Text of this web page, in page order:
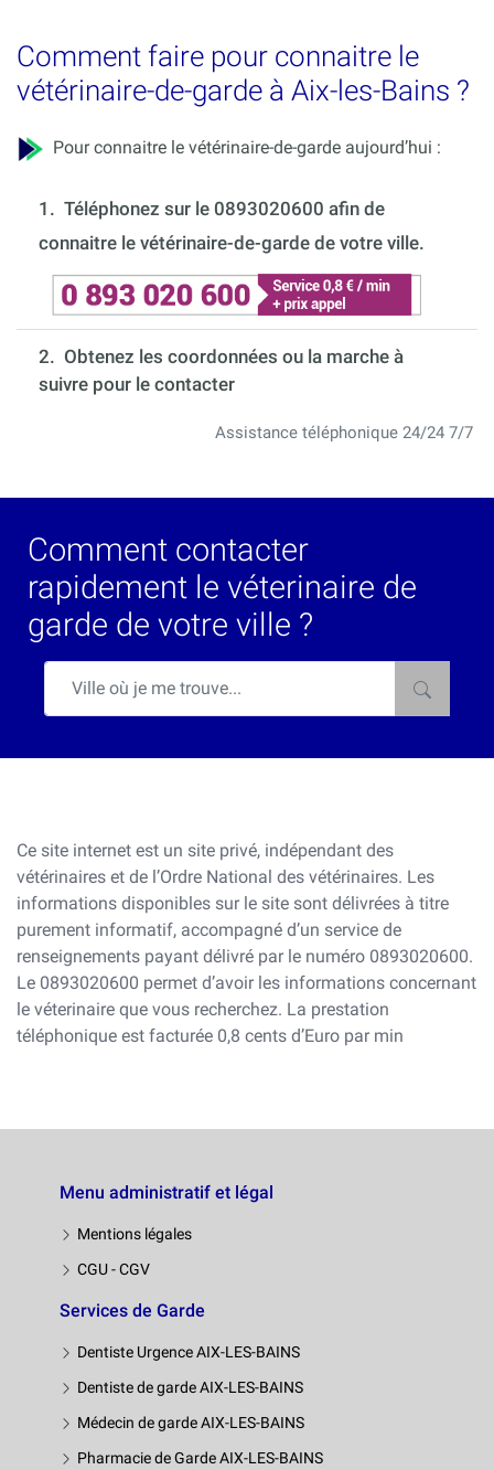
Comment faire pour connaitre le
vétérinaire-de-garde à Aix-les-Bains ?
Pour connaitre le vétérinaire-de-garde aujourd’hui :
1. Téléphonez sur le 0893020600 afin de
connaitre le vétérinaire-de-garde de votre ville.
2. Obtenez les coordonnées ou la marche à
suivre pour le contacter
Assistance téléphonique 24/24 7/7
Comment contacter
rapidement le véterinaire de
garde de votre ville ?
Ce site internet est un site privé, indépendant des
vétérinaires et de l’Ordre National des vétérinaires. Les
informations disponibles sur le site sont délivrées à titre
purement informatif, accompagné d’un service de
renseignements payant délivré par le numéro 0893020600.
Le 0893020600 permet d’avoir les informations concernant
le véterinaire que vous recherchez. La prestation
téléphonique est facturée 0,8 cents d’Euro par min
Menu administratif et légal
Mentions légales
CGU - CGV
Services de Garde
Dentiste Urgence AIX-LES-BAINS
Dentiste de garde AIX-LES-BAINS
Médecin de garde AIX-LES-BAINS
Pharmacie de Garde AIX-LES-BAINS